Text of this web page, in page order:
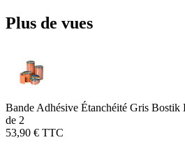
Plus de vues
Bande Adhésive Étanchéité Gris
de 2
53,90 € TTC